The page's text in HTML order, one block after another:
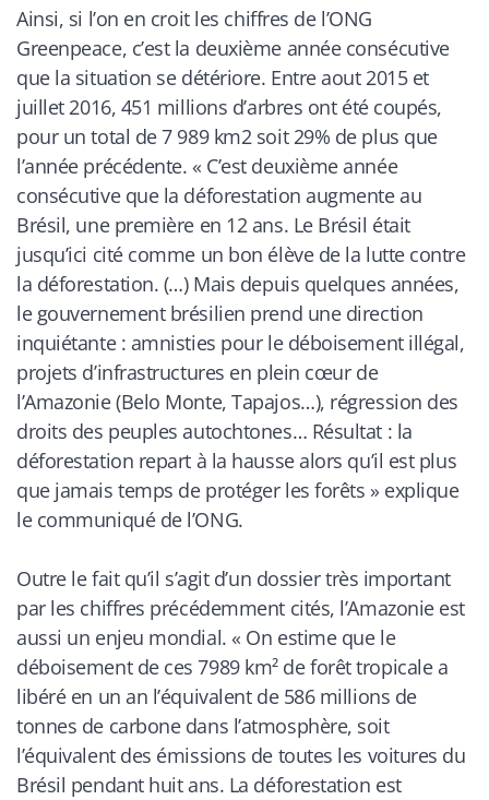
Ainsi, si l’on en croit les chiffres de l’ONG
Greenpeace, c’est la deuxième année consécutive
que la situation se détériore. Entre aout 2015 et
juillet 2016, 451 millions d’arbres ont été coupés,
pour un total de 7 989 km2 soit 29% de plus que
l’année précédente. « C’est deuxième année
consécutive que la déforestation augmente au
Brésil, une première en 12 ans. Le Brésil était
jusqu’ici cité comme un bon élève de la lutte contre
la déforestation. (…) Mais depuis quelques années,
le gouvernement brésilien prend une direction
inquiétante : amnisties pour le déboisement illégal,
projets d’infrastructures en plein cœur de
l’Amazonie (Belo Monte, Tapajos…), régression des
droits des peuples autochtones… Résultat : la
déforestation repart à la hausse alors qu’il est plus
que jamais temps de protéger les forêts » explique
le communiqué de l’ONG.
Outre le fait qu’il s’agit d’un dossier très important
par les chiffres précédemment cités, l’Amazonie est
aussi un enjeu mondial. « On estime que le
déboisement de ces 7989 km² de forêt tropicale a
libéré en un an l’équivalent de 586 millions de
tonnes de carbone dans l’atmosphère, soit
l’équivalent des émissions de toutes les voitures du
Brésil pendant huit ans. La déforestation est